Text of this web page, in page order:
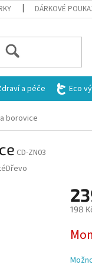
DÁRKOVÉ
a péče Eco
borovice
CD-ZN03
198
cena: